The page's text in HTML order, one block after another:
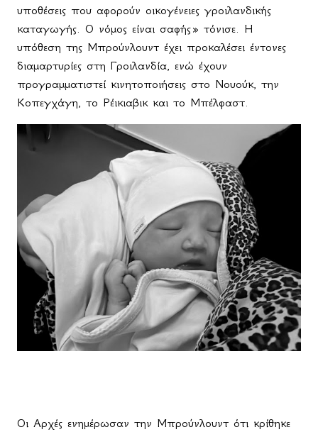
υποθέσεις που αφορούν οικογένειες γροιλανδικής
καταγωγής. Ο νόμος είναι σαφής» τόνισε. Η
υπόθεση της Μπρούνλουντ έχει προκαλέσει έντονες
διαμαρτυρίες στη Γροιλανδία, ενώ έχουν
προγραμματιστεί κινητοποιήσεις στο Νουούκ, την
Κοπεγχάγη, το Ρέικιαβικ και το Μπέλφαστ.
Οι Αρχές ενημέρωσαν την Μπρούνλουντ ότι κρίθηκε